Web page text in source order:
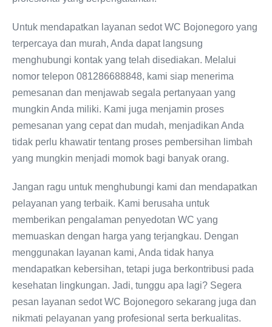
Untuk mendapatkan layanan sedot WC Bojonegoro yang
terpercaya dan murah, Anda dapat langsung
menghubungi kontak yang telah disediakan. Melalui
nomor telepon 081286688848, kami siap menerima
pemesanan dan menjawab segala pertanyaan yang
mungkin Anda miliki. Kami juga menjamin proses
pemesanan yang cepat dan mudah, menjadikan Anda
tidak perlu khawatir tentang proses pembersihan limbah
yang mungkin menjadi momok bagi banyak orang.
Jangan ragu untuk menghubungi kami dan mendapatkan
pelayanan yang terbaik. Kami berusaha untuk
memberikan pengalaman penyedotan WC yang
memuaskan dengan harga yang terjangkau. Dengan
menggunakan layanan kami, Anda tidak hanya
mendapatkan kebersihan, tetapi juga berkontribusi pada
kesehatan lingkungan. Jadi, tunggu apa lagi? Segera
pesan layanan sedot WC Bojonegoro sekarang juga dan
nikmati pelayanan yang profesional serta berkualitas.